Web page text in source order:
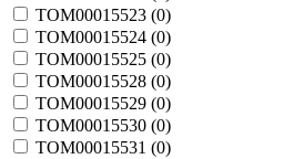
TOM00015523 (0)
TOM00015524 (0)
TOM00015525 (0)
TOM00015528 (0)
TOM00015529 (0)
TOM00015530 (0)
TOM00015531 (0)